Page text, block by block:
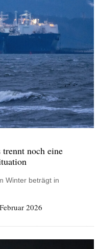
noch eine
Winter beträgt in
2026